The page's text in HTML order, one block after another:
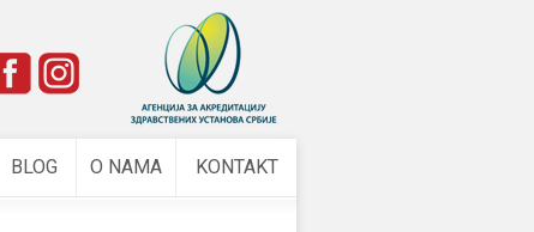
BLOG O NAMA KONTAKT